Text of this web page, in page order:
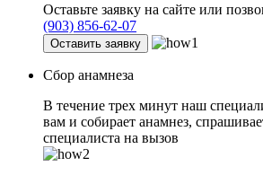
Оставьте заявку на сайте или
(903) 856-62-07
Оставить заявку
Сбор анамнеза
В течение трех минут наш
вам и собирает анамнез,
специалиста на вызов